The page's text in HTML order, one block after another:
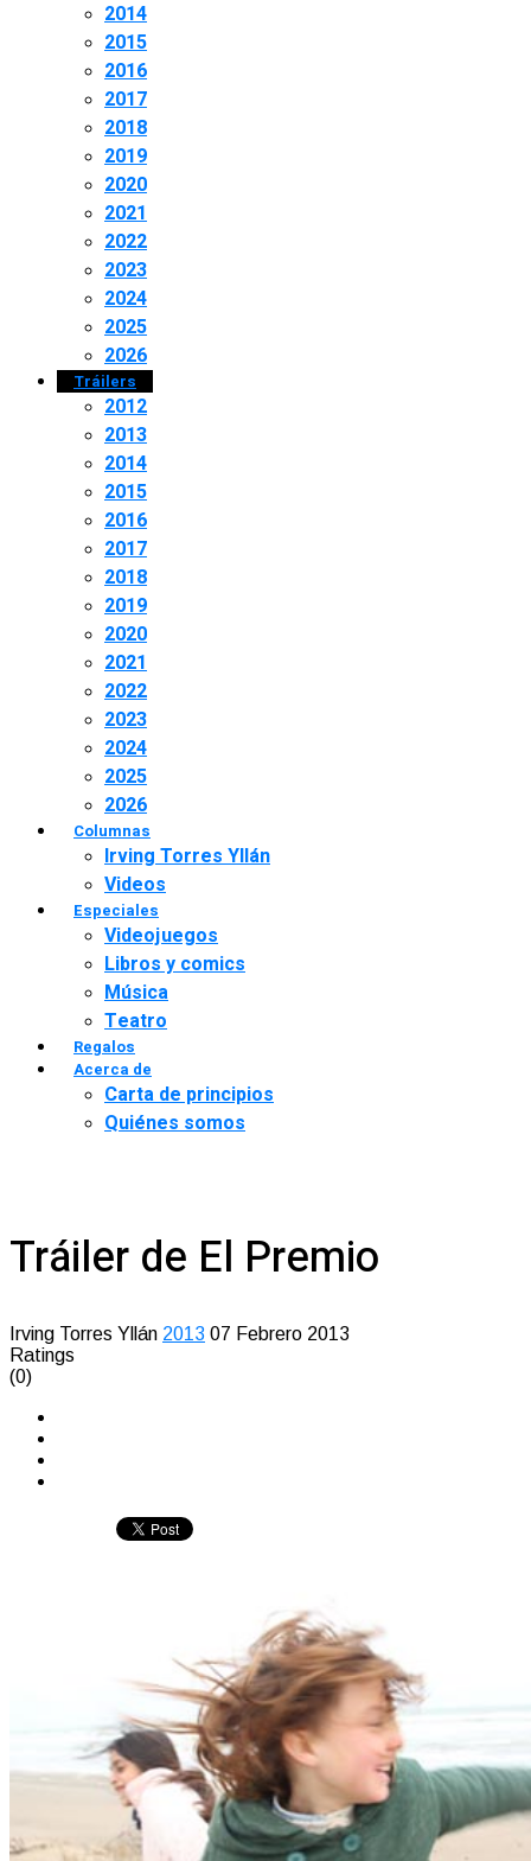
2014
2015
2016
2017
2018
2019
2020
2021
2022
2023
2024
2025
2026
Tráilers
2012
2013
2014
2015
2016
2017
2018
2019
2020
2021
2022
2023
2024
2025
2026
Columnas
Irving Torres Yllán
Videos
Especiales
Videojuegos
Libros y comics
Música
Teatro
Regalos
Acerca de
Carta de principios
Quiénes somos
Tráiler de El Premio
Irving Torres Yllán 2013 07 Febrero 2013
Ratings
(0)